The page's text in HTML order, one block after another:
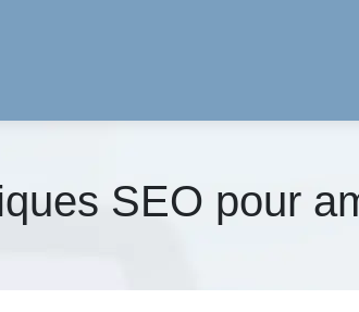
SEO pour